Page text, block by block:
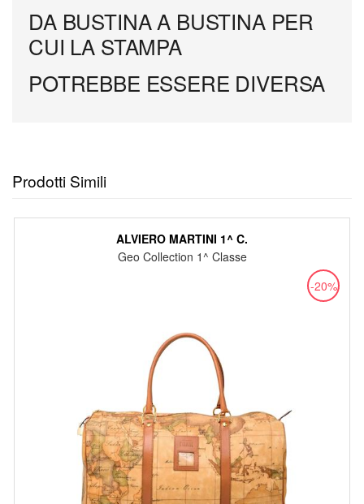
DA BUSTINA A BUSTINA PER
CUI LA STAMPA
POTREBBE ESSERE DIVERSA
Prodotti Simili
ALVIERO MARTINI 1^ C.
Geo Collection 1^ Classe
-20%